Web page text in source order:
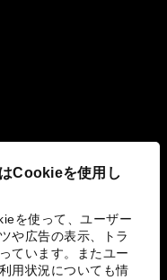
Cookieを使用し
を使って、ユーザー
や広告の表示、トラ
ています。またユー
用状況についても情